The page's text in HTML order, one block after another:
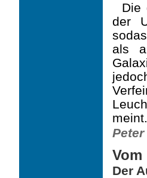
Die
der
als
meint.
Der